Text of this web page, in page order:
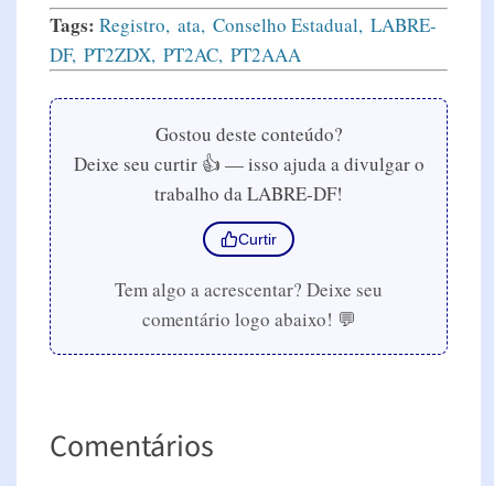
Tags: Registro ata Conselho Estadual LABRE-
DF PT2ZDX PT2AC PT2AAA
Gostou deste conteúdo?
Deixe seu curtir 👍 — isso ajuda a divulgar o
trabalho da LABRE-DF!
Curtir
Tem algo a acrescentar? Deixe seu
comentário logo abaixo! 💬
Comentários